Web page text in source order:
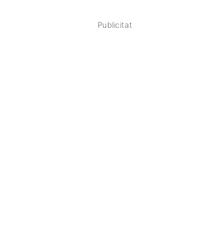
Publicitat